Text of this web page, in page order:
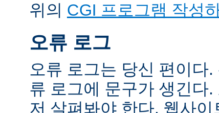
위의 CGI 프로그램 작성
오류 로그
오류 로그는 당신 편이다
류 로그에 문구가 생긴다
저 살펴봐야 한다. 웹사